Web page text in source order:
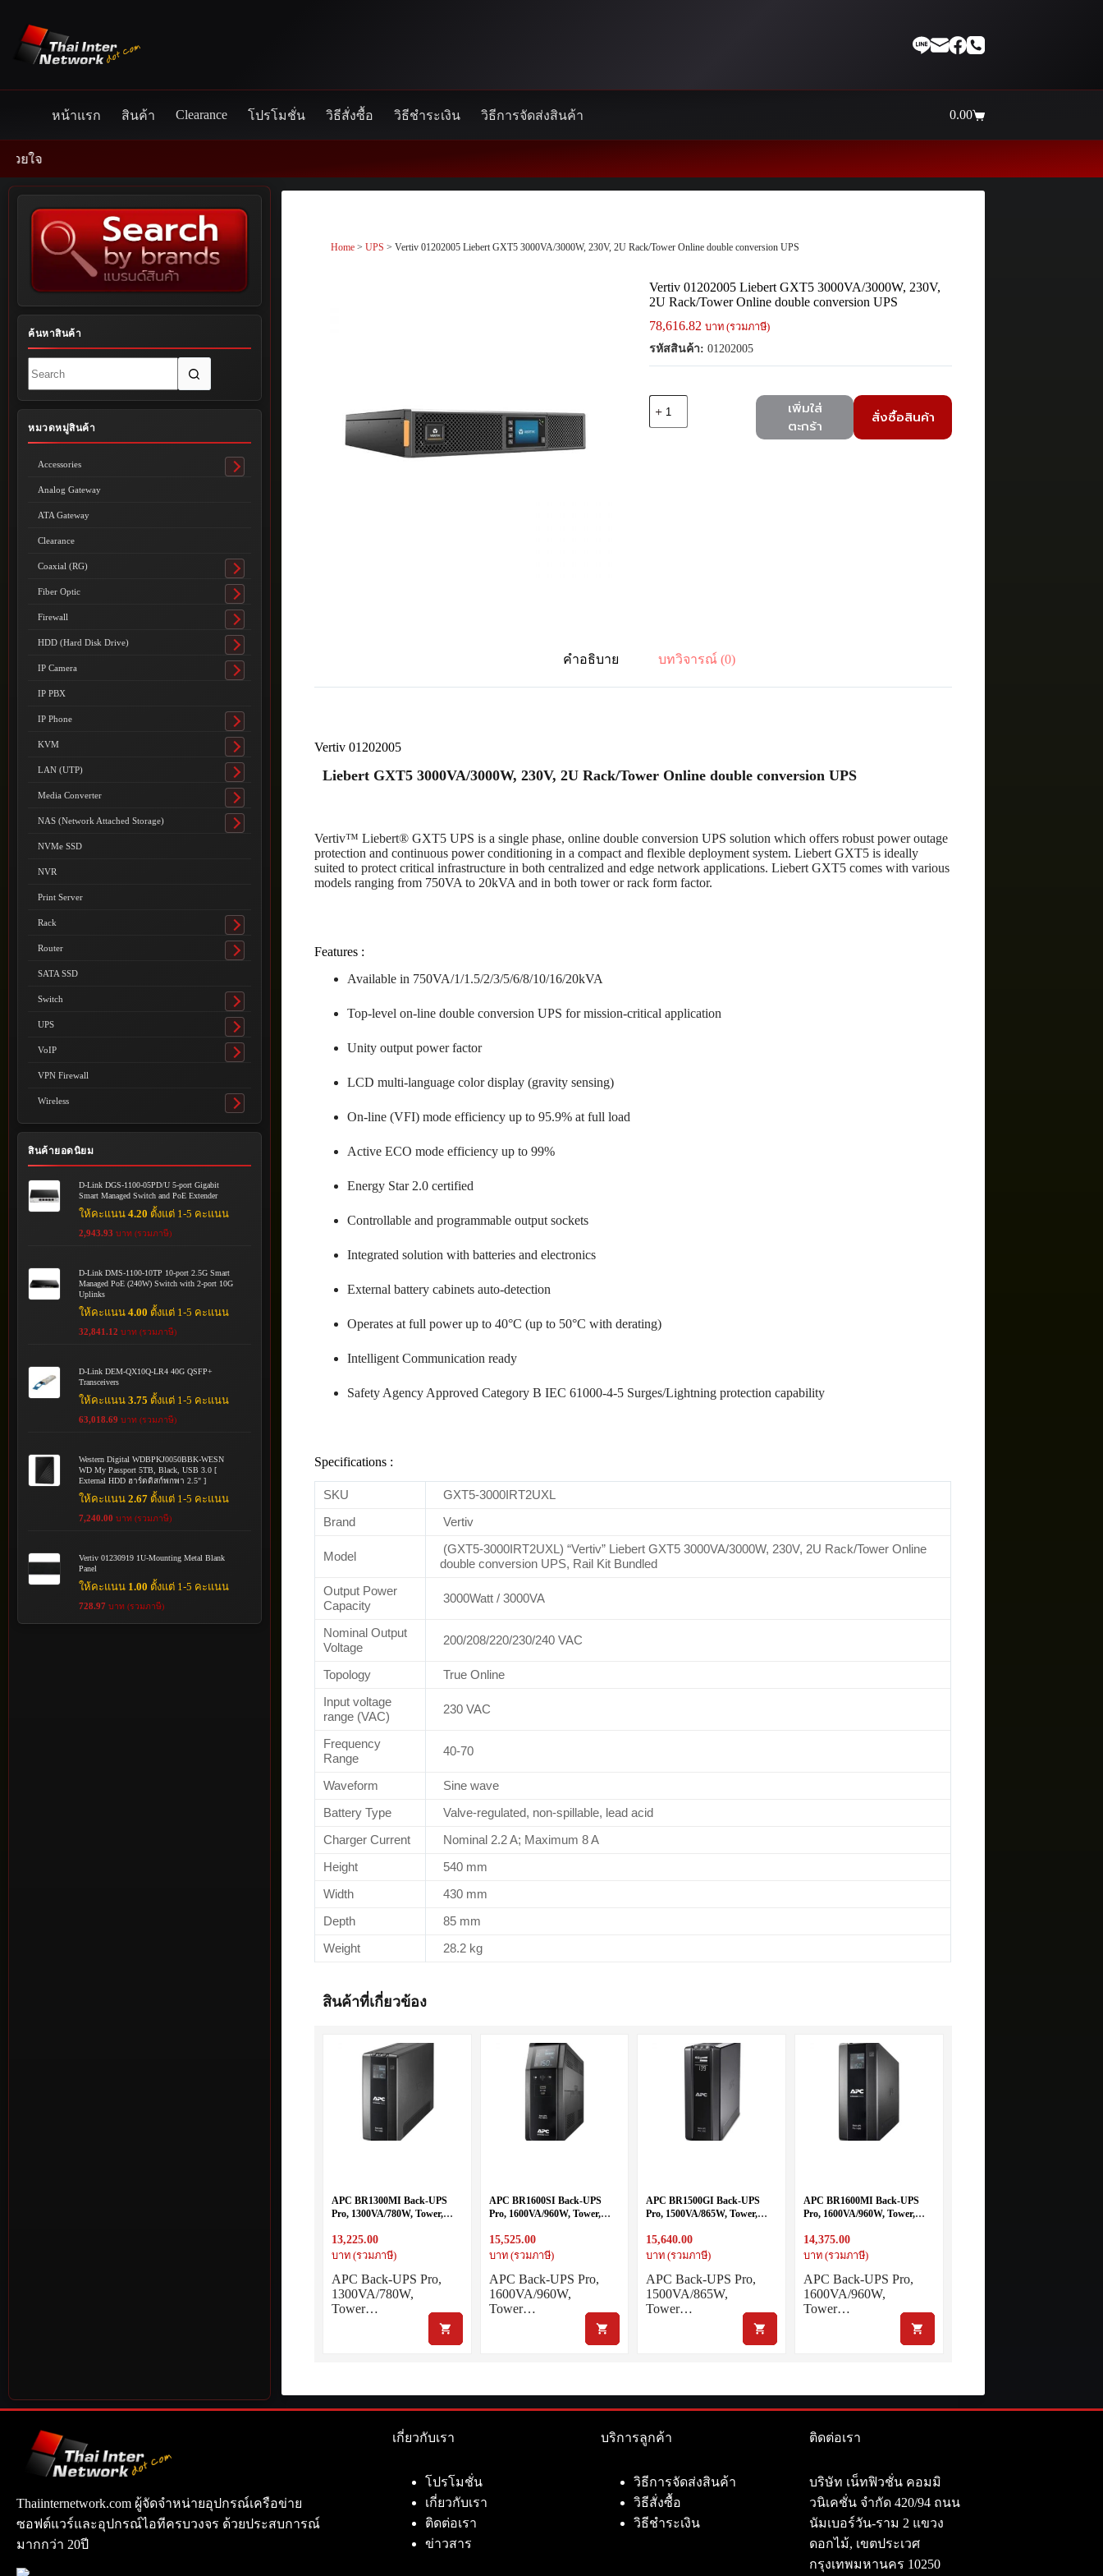
content
หน้าแรก สินค้า Clearance โปรโมชั่น วิธีสั่งซื้อ วิธีชำระเงิน วิธีการจัดส่งสินค้า
Shopping
0.00
Home >UPS > Vertiv 01202005 Liebert GXT5 3000VA/3000W, 230V, 2U Rack/Tower Online double conversion UPS
Vertiv 01202005 Liebert GXT5 3000VA/3000W, 230V,
2U Rack/Tower Online double conversion UPS
78,616.82 บาท (รวมภาษี)
รหัสสินค้า: 01202005
เพิ่มใส่
ตะกร้า
สั่งซื้อสินค้า
คำอธิบาย บทวิจารณ์ (0)
Vertiv 01202005
Liebert GXT5 3000VA/3000W, 230V, 2U Rack/Tower Online double conversion UPS
Vertiv™ Liebert® GXT5 UPS is a single phase, online double conversion UPS solution which offers robust power outage
protection and continuous power conditioning in a compact and flexible deployment system. Liebert GXT5 is ideally
suited to protect critical infrastructure in both centralized and edge network applications. Liebert GXT5 comes with various
models ranging from 750VA to 20kVA and in both tower or rack form factor.
Features :
Available in 750VA/1/1.5/2/3/5/6/8/10/16/20kVA
Top-level on-line double conversion UPS for mission-critical application
Unity output power factor
LCD multi-language color display (gravity sensing)
On-line (VFI) mode efficiency up to 95.9% at full load
Active ECO mode efficiency up to 99%
Energy Star 2.0 certified
Controllable and programmable output sockets
Integrated solution with batteries and electronics
External battery cabinets auto-detection
Operates at full power up to 40°C (up to 50°C with derating)
Intelligent Communication ready
Safety Agency Approved Category B IEC 61000-4-5 Surges/Lightning protection capability
Specifications :
SKU GXT5-3000IRT2UXL
Brand Vertiv
Model
(GXT5-3000IRT2UXL) “Vertiv” Liebert GXT5 3000VA/3000W, 230V, 2U Rack/Tower Online
double conversion UPS, Rail Kit Bundled
Output Power
Capacity
3000Watt / 3000VA
Nominal Output
Voltage
200/208/220/230/240 VAC
Topology True Online
Input voltage
range (VAC)
230 VAC
Frequency
Range
40-70
Waveform Sine wave
Battery Type Valve-regulated, non-spillable, lead acid
Charger Current Nominal 2.2 A; Maximum 8 A
Height 540 mm
Width 430 mm
Depth 85 mm
Weight 28.2 kg
สินค้าที่เกี่ยวข้อง
APC BR1300MI Back-UPS
Pro, 1300VA/780W, Tower,
AVR, LCD, User Replaceable
Battery
13,225.00
บาท (รวมภาษี)
APC Back-UPS Pro,
1300VA/780W,
Tower…
APC BR1600SI Back-UPS
Pro, 1600VA/960W, Tower,
Wave, AVR, USB Type A + C
ports, LCD, User Replaceable
15,525.00
บาท (รวมภาษี)
APC Back-UPS Pro,
1600VA/960W,
Tower…
APC BR1500GI Back-UPS
Pro, 1500VA/865W, Tower,
AVR, LCD, User Replaceable
Battery
15,640.00
บาท (รวมภาษี)
APC Back-UPS Pro,
1500VA/865W,
Tower…
APC BR1600MI Back-UPS
Pro, 1600VA/960W, Tower,
AVR, LCD, User Replaceable
Battery
14,375.00
บาท (รวมภาษี)
APC Back-UPS Pro,
1600VA/960W,
Tower…
ค้นหาสินค้า
results
หมวดหมู่สินค้า
Accessories
Toggle
Analog Gateway
ATA Gateway
Clearance
Coaxial (RG)
Toggle
submenu
Fiber Optic
Toggle
submenu
Firewall
Toggle
submenu
HDD (Hard Disk Drive)
Toggle
submenu
IP Camera
Toggle
IP PBX
IP Phone
Toggle
submenu
KVM
Toggle
submenu
LAN (UTP)
Toggle
submenu
Media Converter
Toggle
submenu
NAS (Network Attached Storage)
Toggle
NVMe SSD
NVR
Print Server
Rack
Toggle
submenu
Router
Toggle
SATA SSD
Switch
Toggle
submenu
UPS
Toggle
submenu
VoIP
Toggle
VPN Firewall
Wireless
Toggle
submenu
สินค้ายอดนิยม
D-Link DGS-1100-05PD/U 5-port Gigabit
Smart Managed Switch and PoE Extender
ให้คะแนน4.20 ตั้งแต่ 1-5 คะแนน
2,943.93 บาท (รวมภาษี)
D-Link DMS-1100-10TP 10-port 2.5G Smart
Managed PoE (240W) Switch with 2-port 10G
Uplinks
ให้คะแนน4.00 ตั้งแต่ 1-5 คะแนน
32,841.12 บาท (รวมภาษี)
D-Link DEM-QX10Q-LR4 40G QSFP+
Transceivers
ให้คะแนน3.75 ตั้งแต่ 1-5 คะแนน
63,018.69 บาท (รวมภาษี)
Western Digital WDBPKJ0050BBK-WESN
WD My Passport 5TB, Black, USB 3.0 [
External HDD ฮาร์ดดิสก์พกพา 2.5" ]
ให้คะแนน2.67 ตั้งแต่ 1-5 คะแนน
7,240.00 บาท (รวมภาษี)
Vertiv 01230919 1U-Mounting Metal Blank
Panel
ให้คะแนน 1.00 ตั้งแต่ 1-5 คะแนน
728.97 บาท (รวมภาษี)
Thaiinternetwork.com ผู้จัดจำหน่ายอุปกรณ์เครือข่าย
ซอฟต์แวร์และอุปกรณ์ไอทีครบวงจร ด้วยประสบการณ์
มากกว่า 20ปี
เกี่ยวกับเรา
โปรโมชั่น
เกี่ยวกับเรา
ติดต่อเรา
ข่าวสาร
บริการลูกค้า
วิธีการจัดส่งสินค้า
วิธีสั่งซื้อ
วิธีชำระเงิน
ติดต่อเรา
บริษัท เน็ทฟิวชั่น คอมมิ
วนิเคชั่น จำกัด 420/94 ถนน
นัมเบอร์วัน-ราม 2 แขวง
ดอกไม้, เขตประเวศ
กรุงเทพมหานคร 10250